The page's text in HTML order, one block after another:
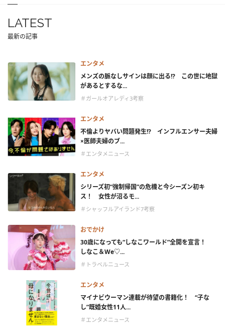
LATEST
最新の記事
エンタメ
メンズの脈なしサインは顔に出る!? この世に地獄
があるとするな...
＃ガールオアレディ3考察
エンタメ
不倫よりヤバい問題発生!? インフルエンサー夫婦
×医師夫婦のブ...
＃エンタメニュース
エンタメ
シリーズ初“強制帰国”の危機と今シーズン初キ
ス！ 女性が沼るモ...
＃シャッフルアイランド7考察
おでかけ
30歳になっても“しなこワールド”全開を宣言！
しなこ＆We♡...
＃トラベルニュース
エンタメ
マイナビウーマン連載が待望の書籍化！ “子な
し”既婚女性11人...
＃エンタメニュース